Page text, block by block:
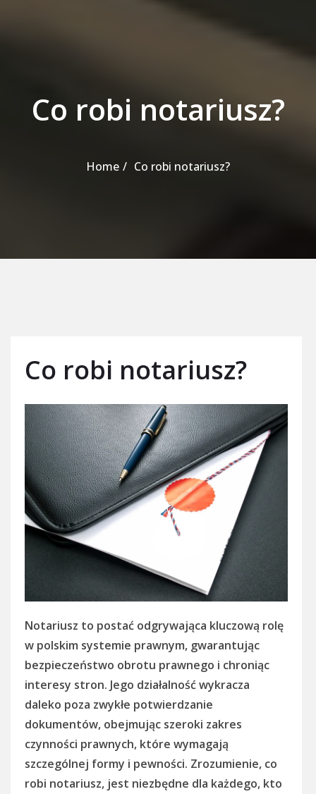
Co robi notariusz?
Home Co robi notariusz?
Co robi notariusz?
Notariusz to postać odgrywająca kluczową rolę
w polskim systemie prawnym, gwarantując
bezpieczeństwo obrotu prawnego i chroniąc
interesy stron. Jego działalność wykracza
daleko poza zwykłe potwierdzanie
dokumentów, obejmując szeroki zakres
czynności prawnych, które wymagają
szczególnej formy i pewności. Zrozumienie, co
robi notariusz, jest niezbędne dla każdego, kto